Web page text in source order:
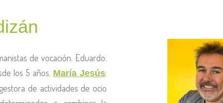
de vocación. Eduardo:
los 5 años. María Jesús:
de actividades de ocio